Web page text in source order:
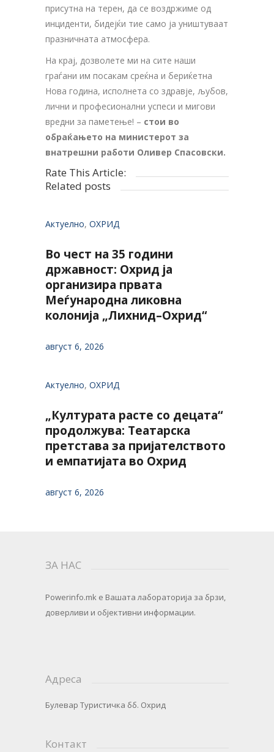
присутна на терен, да се воздржиме од
инциденти, бидејќи тие само ја уништуваат
празничната атмосфера.
На крај, дозволете ми на сите наши
граѓани им посакам среќна и бериќетна
Нова година, исполнета со здравје, љубов,
лични и професионални успеси и мигови
вредни за паметење! – стои во
обраќањето на министерот за
внатрешни работи Оливер Спасовски.
Rate This Article:
Related posts
Актуелно, ОХРИД
Во чест на 35 години
државност: Охрид ја
организира првата
Меѓународна ликовна
колонија „Лихнид–Охрид“
август 6, 2026
Актуелно, ОХРИД
„Културата расте со децата“
продолжува: Театарска
претстава за пријателството
и емпатијата во Охрид
август 6, 2026
ЗА НАС
Powerinfo.mk e Вашата лабораторија за брзи,
доверливи и објективни информации.
Адреса
Булевар Туристичка бб. Охрид
Контакт